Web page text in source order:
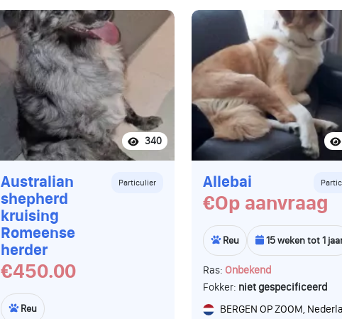
340
Australian
shepherd
kruising
Romeense
herder
Particulier
€450.00
Reu
Allebai
€Op aanvraag
Reu 15 weken tot 1
Ras: Onbekend
Fokker: niet gespecificeerd
BERGEN OP ZOOM,